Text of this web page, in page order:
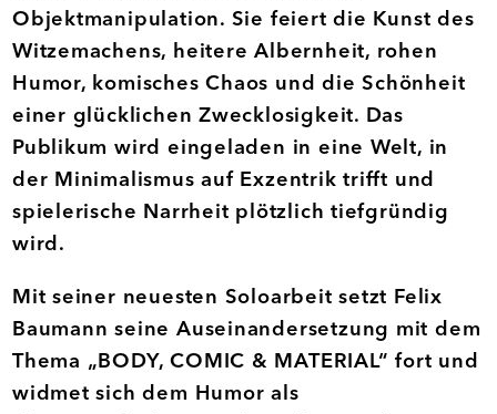
Objektmanipulation. Sie feiert die Kunst des
Witzemachens, heitere Albernheit, rohen
Humor, komisches Chaos und die Schönheit
einer glücklichen Zwecklosigkeit. Das
Publikum wird eingeladen in eine Welt, in
der Minimalismus auf Exzentrik trifft und
spielerische Narrheit plötzlich tiefgründig
wird.
Mit seiner neuesten Soloarbeit setzt Felix
Baumann seine Auseinandersetzung mit dem
Thema „BODY, COMIC & MATERIAL“ fort und
widmet sich dem Humor als